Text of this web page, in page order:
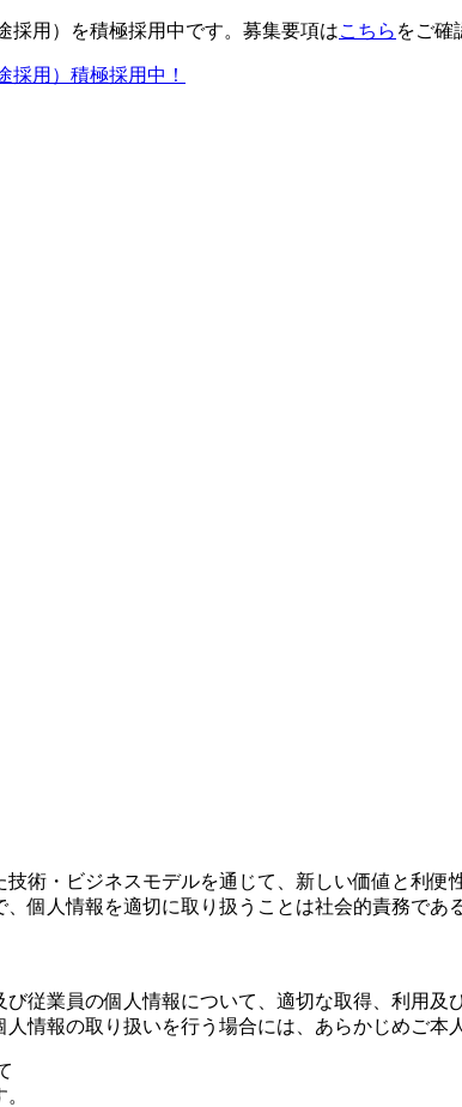
採用）を積極採用中です。募集要項はこちら をご確
採用）積極採用中！
術・ビジネスモデルを通じて、新しい価値と利
個人情報を適切に取り扱うことは社会的責務で
従業員の個人情報について、適切な取得、利用
情報の取り扱いを行う場合には、あらかじめご本